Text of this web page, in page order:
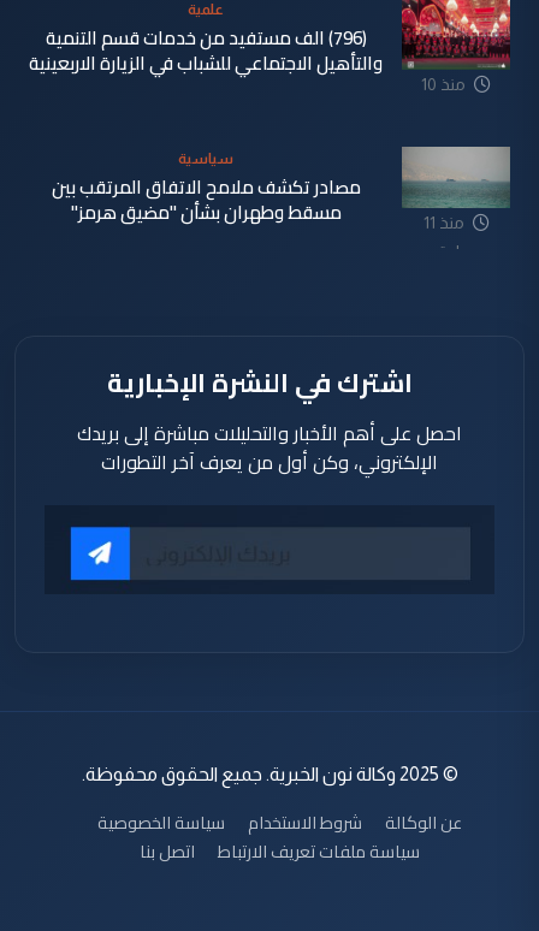
منذ 10
علمية
(796) الف مستفيد من خدمات قسم التنمية
والتأهيل الاجتماعي للشباب في الزيارة الاربعينية
منذ 11
ساعة
سياسية
مصادر تكشف ملامح الاتفاق المرتقب بين
مسقط وطهران بشأن "مضيق هرمز"
اشترك في النشرة الإخبارية
احصل على أهم الأخبار والتحليلات مباشرة إلى بريدك
الإلكتروني، وكن أول من يعرف آخر التطورات
© 2025 وكالة نون الخبرية. جميع الحقوق محفوظة.
عن الوكالة شروط الاستخدام
سياسة الخصوصية
سياسة ملفات تعريف الارتباط
اتصل بنا